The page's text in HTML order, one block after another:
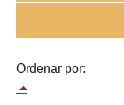
Ordenar por: